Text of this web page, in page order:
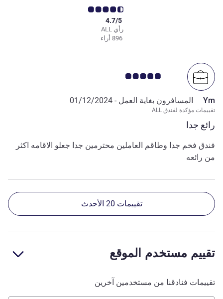
رأي ALL
4.7/5
896 أراء
رائع جدا
ملاحظة أراء العملاء 5.0/5
Ym المسافرون بغاية العمل - 01/12/2024
تقييمات مؤكدة لفندق ALL
فندق فخم جدا وطاقم العاملين محترمين جدا جعلو الاقامه اكثر
من رائعه
تقييمات 20 الأحدث
تقييم مستخدم الموقع
تقييمات فنادقنا من مستخدمين آخرين